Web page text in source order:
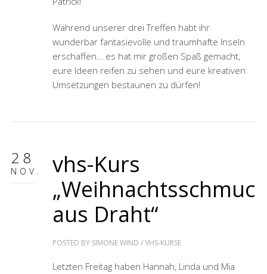
Während unserer drei Treffen habt ihr
wunderbar fantasievolle und traumhafte Inseln
erschaffen… es hat mir großen Spaß gemacht,
eure Ideen reifen zu sehen und eure kreativen
Umsetzungen bestaunen zu dürfen!
28
NOV.
vhs-Kurs
„Weihnachtsschmuck
aus Draht“
POSTED BY SIMONE WIND /VHS-KURSE
Letzten Freitag haben Hannah, Linda und Mia